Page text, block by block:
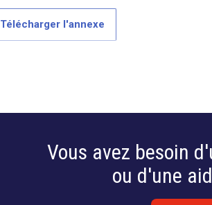
Télécharger l'annexe
Vous avez besoin
ou d'une